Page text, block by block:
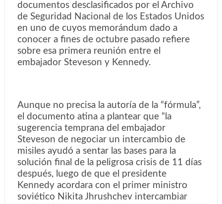
documentos desclasificados por el Archivo
de Seguridad Nacional de los Estados Unidos
en uno de cuyos memorándum dado a
conocer a fines de octubre pasado refiere
sobre esa primera reunión entre el
embajador Steveson y Kennedy.
Aunque no precisa la autoría de la “fórmula”,
el documento atina a plantear que “la
sugerencia temprana del embajador
Steveson de negociar un intercambio de
misiles ayudó a sentar las bases para la
solución final de la peligrosa crisis de 11 días
después, luego de que el presidente
Kennedy acordara con el primer ministro
soviético Nikita Jhrushchev intercambiar